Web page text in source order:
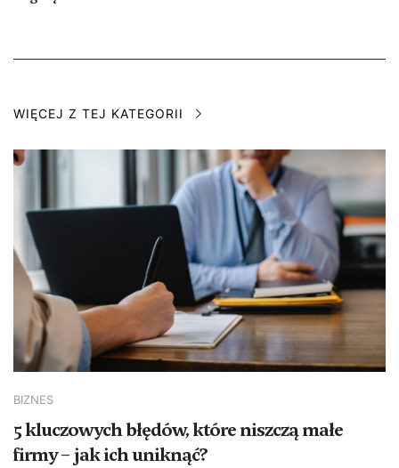
WIĘCEJ Z TEJ KATEGORII
BIZNES
5 kluczowych błędów, które niszczą małe
firmy – jak ich uniknąć?